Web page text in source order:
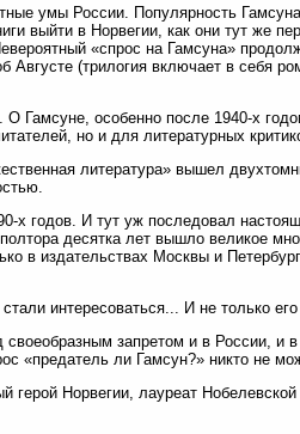
умы России. Популярность
выйти в Норвегии, как они тут же
«спрос на Гамсуна»
Августе (трилогия включает в себя
Гамсуне, особенно после 1940-х
но и для литературных
литература» вышел
х годов. И тут уж последовал
десятка лет вышло великое
в издательствах Москвы и
интересоваться... И не только его
своеобразным запретом и в России, и
«предатель ли Гамсун?» никто не
герой Норвегии, лауреат